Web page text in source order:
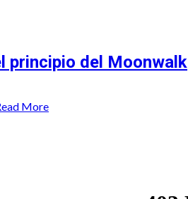
principio del Moonwalk
More